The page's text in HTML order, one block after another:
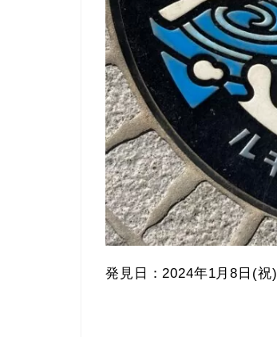
発見日：2024年1月8日(祝)